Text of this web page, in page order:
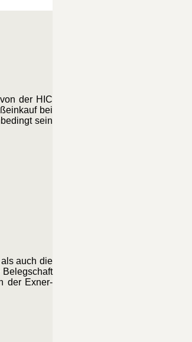
der HIC
bei
sein
auch die
der Exner-